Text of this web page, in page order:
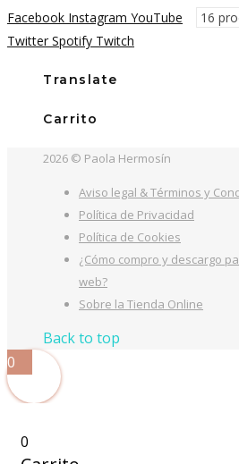
original
era:
actual
Facebook Instagram YouTube
Twitter Spotify Twitch
Translate
Carrito
2026 © Paola Hermosín
Aviso legal & Términos y
Política de Privacidad
Política de Cookies
¿Cómo compro y descargo
web?
Sobre la Tienda Online
Back to top
0
0